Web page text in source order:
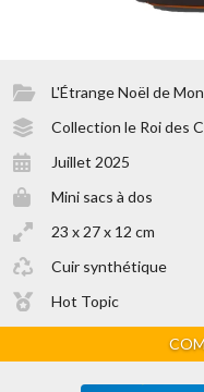
L'Étrange Noël de
Collection le Roi des
Juillet 2025
Mini sacs à dos
23 x 27 x 12 cm
Cuir synthétique
Hot Topic